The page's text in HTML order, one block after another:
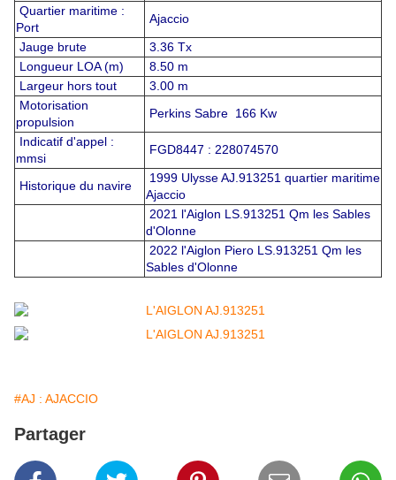
Quartier maritime :
Port
Ajaccio
Jauge brute
3.36 Tx
Longueur LOA (m)
8.50 m
Largeur hors tout
3.00 m
Motorisation
propulsion
Perkins Sabre 166 Kw
Indicatif d'appel :
mmsi
FGD8447 : 228074570
Historique du navire
1999 Ulysse AJ.913251 quartier maritime
Ajaccio
2021 l'Aiglon LS.913251 Qm les Sables
d'Olonne
2022 l'Aiglon Piero LS.913251 Qm les
Sables d'Olonne
#AJ : AJACCIO
Partager